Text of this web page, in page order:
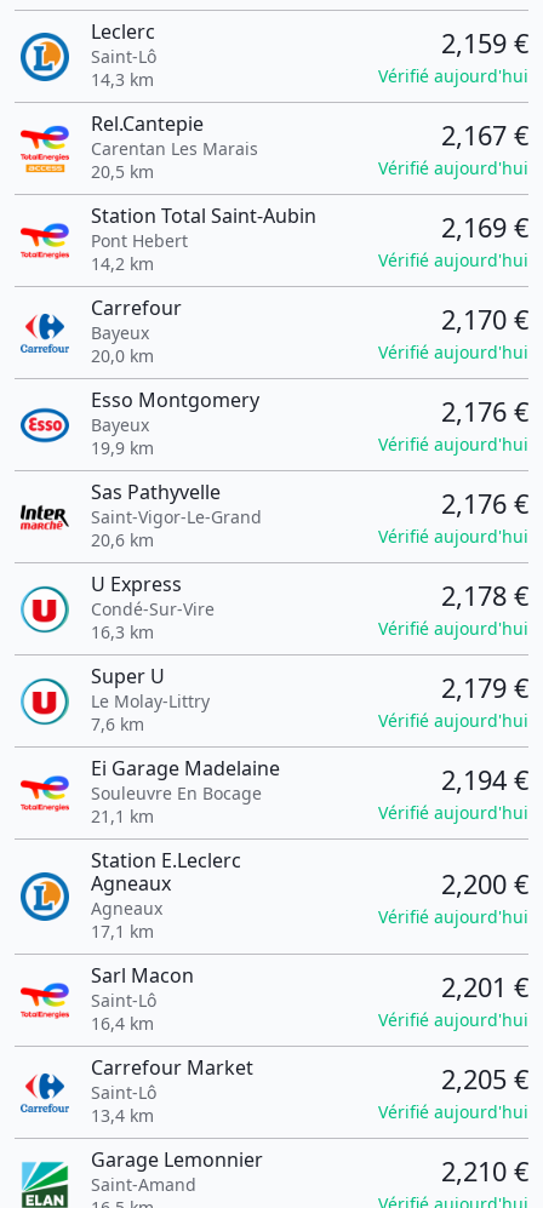
Leclerc
Saint-Lô
14,3 km
2,159 €
Vérifié aujourd'hui
Rel.Cantepie
Carentan Les Marais
20,5 km
2,167 €
Vérifié aujourd'hui
Station Total Saint-Aubin
Pont Hebert
14,2 km
2,169 €
Vérifié aujourd'hui
Carrefour
Bayeux
20,0 km
2,170 €
Vérifié aujourd'hui
Esso Montgomery
Bayeux
19,9 km
2,176 €
Vérifié aujourd'hui
Sas Pathyvelle
Saint-Vigor-Le-Grand
20,6 km
2,176 €
Vérifié aujourd'hui
U Express
Condé-Sur-Vire
16,3 km
2,178 €
Vérifié aujourd'hui
Super U
Le Molay-Littry
7,6 km
2,179 €
Vérifié aujourd'hui
Ei Garage Madelaine
Souleuvre En Bocage
21,1 km
2,194 €
Vérifié aujourd'hui
Station E.Leclerc
Agneaux
Agneaux
17,1 km
2,200 €
Vérifié aujourd'hui
Sarl Macon
Saint-Lô
16,4 km
2,201 €
Vérifié aujourd'hui
Carrefour Market
Saint-Lô
13,4 km
2,205 €
Vérifié aujourd'hui
Garage Lemonnier
Saint-Amand
2,210 €